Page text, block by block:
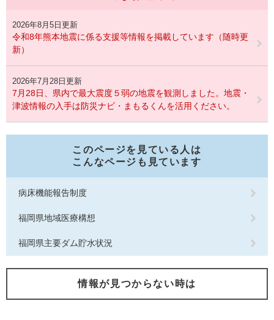
2026年8月5日更新
令和8年熊本地震に係る支援等情報を掲載しています（随時更
新）
2026年7月28日更新
7月28日、県内で最大震度５弱の地震を観測しました。地震・
津波情報の入手は防災ナビ・まもるくんを活用ください。
このページを見ている人は
こんなページも見ています
病床機能報告制度
福岡県地域医療構想
福岡県主要ダム貯水状況
情報が見つからない時は